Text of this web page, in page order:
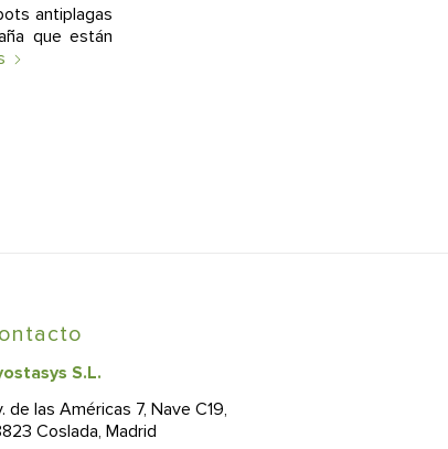
antiplagas
que están
S.L.
de las Américas 7, Nave C19,
Coslada, Madrid